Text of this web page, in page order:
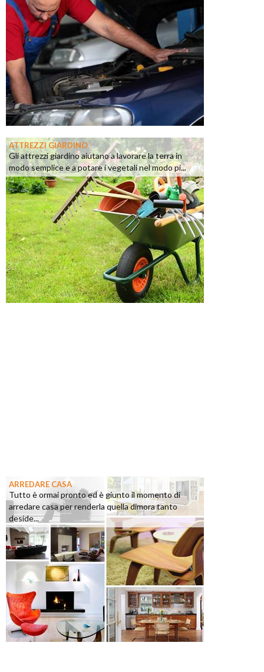
ATTREZZI GIARDINO
Gli attrezzi giardino aiutano a lavorare la terra in
modo semplice e a potare i vegetali nel modo pi...
ARREDARE CASA
Tutto è ormai pronto ed è giunto il momento di
arredare casa per renderla quella dimora tanto
deside...